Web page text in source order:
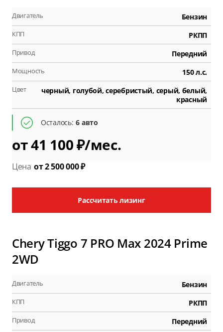
Двигатель Бензин
КПП РКПП
Привод Передний
Мощность 150 л.с.
Цвет
черный, голубой, серебристый, серый, белый,
красный
от 41 100 ₽/мес.
Цена от 2 500 000 ₽
Рассчитать лизинг
Осталось: 6 авто
Chery Tiggo 7 PRO Max 2024 Prime
2WD
Двигатель Бензин
КПП РКПП
Привод Передний